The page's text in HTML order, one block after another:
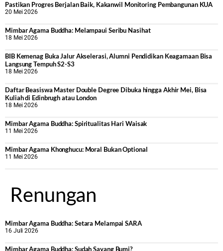
Pastikan Progres Berjalan Baik, Kakanwil Monitoring Pembangunan KUA
20 Mei 2026
Mimbar Agama Buddha: Melampaui Seribu Nasihat
18 Mei 2026
BIB Kemenag Buka Jalur Akselerasi, Alumni Pendidikan Keagamaan Bisa
Langsung Tempuh S2-S3
18 Mei 2026
Daftar Beasiswa Master Double Degree Dibuka hingga Akhir Mei, Bisa
Kuliah di Edinbrugh atau London
18 Mei 2026
Mimbar Agama Buddha: Spiritualitas Hari Waisak
11 Mei 2026
Mimbar Agama Khonghucu: Moral Bukan Optional
11 Mei 2026
Renungan
Mimbar Agama Buddha: Setara Melampai SARA
16 Juli 2026
Mimbar Agama Buddha: Sudah Sayang Bumi?